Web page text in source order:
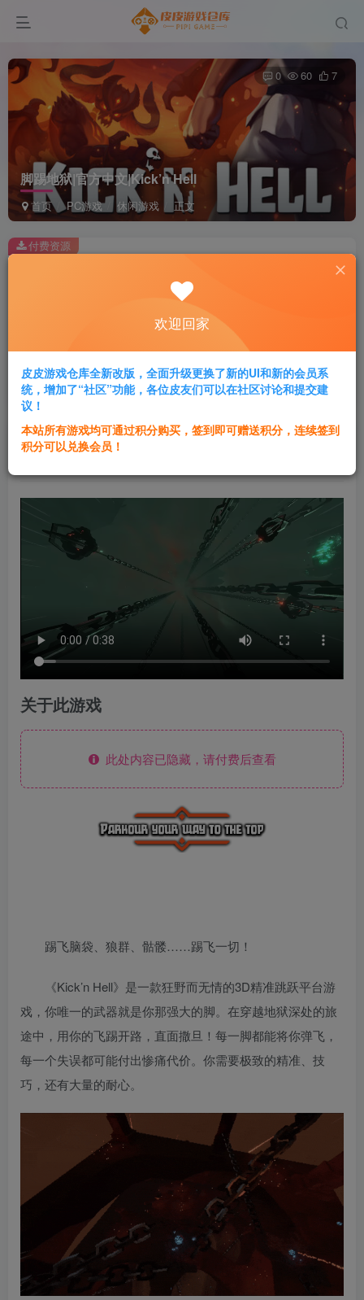
脚踢地狱|官方中文|Kick’n Hell
首页 PC游戏 休闲游戏 正文
0 60 7
此内容为付费资源，请付费后查看
2积分
黄金会员免费 超级会员免费
登录购买
付费资源
群主1号
关于此游戏
此处内容已隐藏，请付费后查看
踢飞脑袋、狼群、骷髅……踢飞一切！
《Kick’n Hell》是一款狂野而无情的3D精准跳跃平台游
戏，你唯一的武器就是你那强大的脚。在穿越地狱深处的旅
途中，用你的飞踢开路，直面撒旦！每一脚都能将你弹飞，
每一个失误都可能付出惨痛代价。你需要极致的精准、技
巧，还有大量的耐心。
欢迎回家
皮皮游戏仓库全新改版，全面升级更换了新的UI和新的会员系
统，增加了“社区”功能，各位皮友们可以在社区讨论和提交建
议！
本站所有游戏均可通过积分购买，签到即可赠送积分，连续签到
积分可以兑换会员！